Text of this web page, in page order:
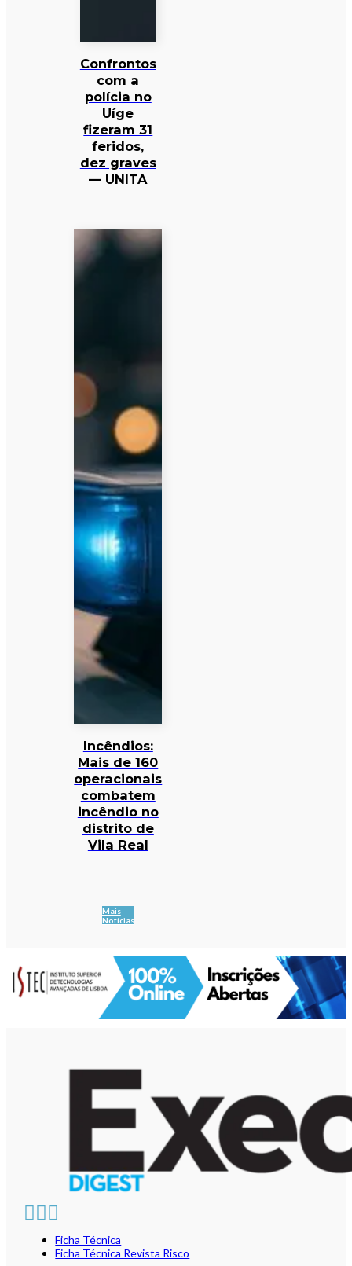
Confrontos
com a
polícia no
Uíge
fizeram 31
feridos,
dez graves
— UNITA
Incêndios:
Mais de 160
operacionais
combatem
incêndio no
distrito de
Vila Real
Mais
Notícias
Ficha Técnica
Ficha Técnica Revista Risco